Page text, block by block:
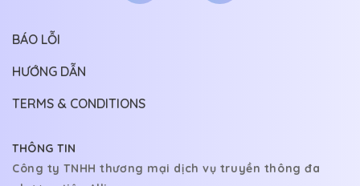
THÔNG TIN
Công ty TNHH thương mại dịch vụ truyền thông đa
BÁO LỖI
HƯỚNG DẪN
TERMS & CONDITIONS